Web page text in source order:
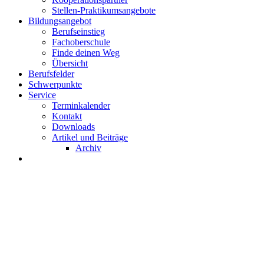
Stellen-Praktikumsangebote
Bildungsangebot
Berufseinstieg
Fachoberschule
Finde deinen Weg
Übersicht
Berufsfelder
Schwerpunkte
Service
Terminkalender
Kontakt
Downloads
Artikel und Beiträge
Archiv